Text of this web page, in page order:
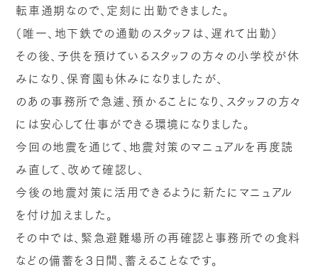
転車通期なので、定刻に出勤できました。
（唯一、地下鉄での通勤のスタッフは、遅れて出勤）
その後、子供を預けているスタッフの方々の小学校が休
みになり、保育園も休みになりましたが、
のあの事務所で急遽、預かることになり、スタッフの方々
には安心して仕事ができる環境になりました。
今回の地震を通じて、地震対策のマニュアルを再度読
み直して、改めて確認し、
今後の地震対策に活用できるように新たにマニュアル
を付け加えました。
その中では、緊急避難場所の再確認と事務所での食料
などの備蓄を３日間、蓄えることなです。